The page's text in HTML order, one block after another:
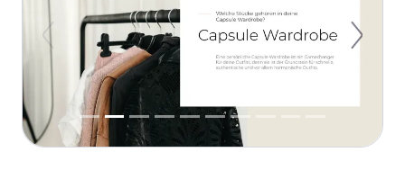
Previous Next